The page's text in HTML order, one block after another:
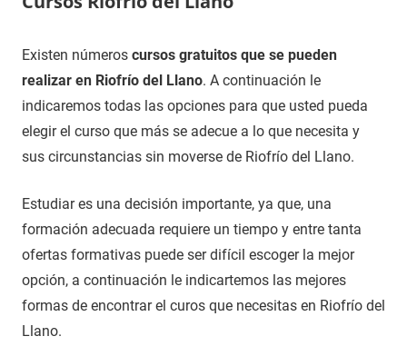
13
de
noviembre
2020
Maria
Cursos
en
Guadalajara
Existen números cursos gratuitos que se pueden
realizar en Riofrío del Llano. A continuación le
indicaremos todas las opciones para que usted pueda
elegir el curso que más se adecue a lo que necesita y
sus circunstancias sin moverse de Riofrío del Llano.
Estudiar es una decisión importante, ya que, una
formación adecuada requiere un tiempo y entre tanta
ofertas formativas puede ser difícil escoger la mejor
opción, a continuación le indicartemos las mejores
formas de encontrar el curos que necesitas en Riofrío del
Llano.